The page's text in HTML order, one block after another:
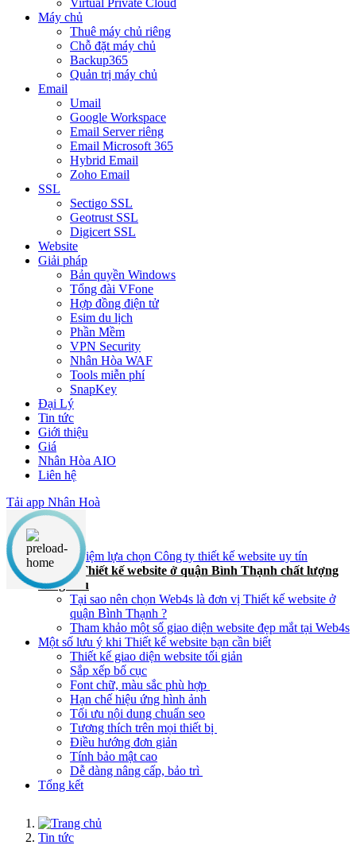
Virtual Private Cloud
Máy chủ
Thuê máy chủ riêng
Chỗ đặt máy chủ
Backup365
Quản trị máy chủ
Email
Umail
Google Workspace
Email Server riêng
Email Microsoft 365
Hybrid Email
Zoho Email
SSL
Sectigo SSL
Geotrust SSL
Digicert SSL
Website
Giải pháp
Bản quyền Windows
Tổng đài VFone
Hợp đồng điện tử
Esim du lịch
Phần Mềm
VPN Security
Nhân Hòa WAF
Tools miễn phí
SnapKey
Đại Lý
Tin tức
Giới thiệu
Giá
Nhân Hòa AIO
Liên hệ
Tải app Nhân Hoà
Nội dung chính
Kinh nghiệm lựa chọn Công ty thiết kế website uy tín
Địa chỉ Thiết kế website ở quận Bình Thạnh chất lượng
hàng đầu
Tại sao nên chọn Web4s là đơn vị Thiết kế website ở
quận Bình Thạnh ?
Tham khảo một số giao diện website đẹp mắt tại Web4s
Một số lưu ý khi Thiết kế website bạn cần biết
Thiết kế giao diện website tối giản
Sắp xếp bố cục
Font chữ, màu sắc phù hợp
Hạn chế hiệu ứng hình ảnh
Tối ưu nội dung chuẩn seo
Tương thích trên mọi thiết bị
Điều hướng đơn giản
Tính bảo mật cao
Dễ dàng nâng cấp, bảo trì
Tổng kết
Tin tức